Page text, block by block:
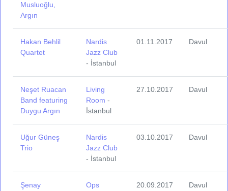
Musluoğlu,
Argın
Hakan Behlil
Quartet
Nardis
Jazz Club
- İstanbul
01.11.2017 Davul
Neşet Ruacan
Band featuring
Duygu Argın
Living
Room -
İstanbul
27.10.2017 Davul
Uğur Güneş
Trio
Nardis
Jazz Club
- İstanbul
03.10.2017 Davul
Şenay
Ops
20.09.2017 Davul